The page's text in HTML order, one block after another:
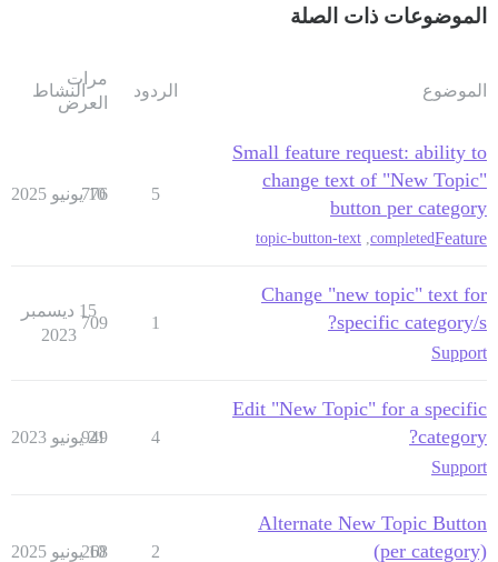
الموضوعات ذات الصلة
الموضوع الردود
مرات
العرض
النشاط
Small feature request: ability to
change text of "New Topic"
button per category
Feature
completed
,
topic-button-text
5
776
10 يونيو 2025
Change "new topic" text for
specific category/s?
Support
1
709
15 ديسمبر
2023
Edit "New Topic" for a specific
category?
Support
4
949
21 يونيو 2023
Alternate New Topic Button
(per category)
2
268
10 يونيو 2025